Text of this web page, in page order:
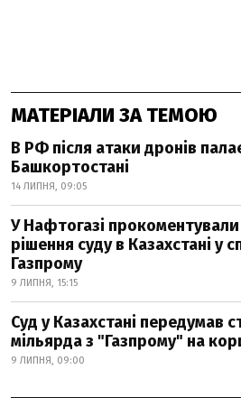
МАТЕРІАЛИ ЗА ТЕМОЮ
В РФ після атаки дронів
Башкортостані
14 ЛИПНЯ, 09:05
У Нафтогазі прокоментували
рішення суду в Казахстані у
Газпрому
9 ЛИПНЯ, 15:15
Суд у Казахстані передумав
мільярда з "Газпрому" на
9 ЛИПНЯ, 09:00